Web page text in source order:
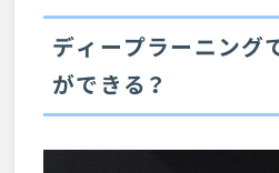
ディープラーニング
ができる？